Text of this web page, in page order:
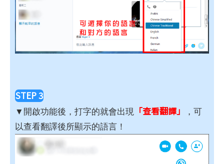
STEP 3
▼開啟功能後，打字的就會出現 「查看翻譯」
，可
以查看翻譯後所顯示的語言！